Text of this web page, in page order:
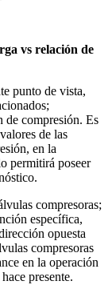
vs relación de
punto de vista,
de compresión. Es
de las
en la
permitirá poseer
compresoras;
específica,
opuesta
compresoras
en la operación
presente.